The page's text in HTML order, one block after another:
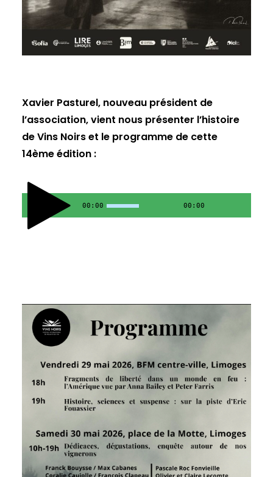
Xavier Pasturel, nouveau président de
l’association, vient nous présenter l’histoire
de Vins Noirs et le programme de cette
14ème édition :
00:00 00:00